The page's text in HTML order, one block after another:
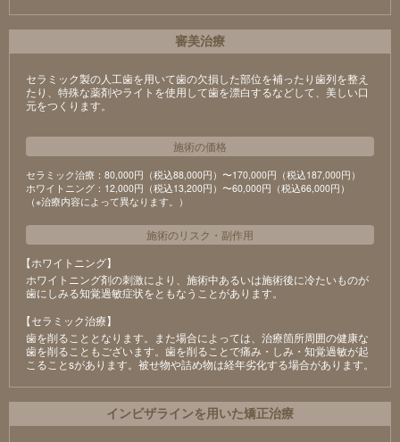
審美治療
セラミック製の⼈⼯⻭を⽤いて⻭の⽋損した部位を補ったり⻭列を整え
たり、特殊な薬剤やライトを使⽤して⻭を漂⽩するなどして、美しい⼝
元をつくります。
施術の価格
セラミック治療：80,000円（税込88,000円）〜170,000円（税込187,000円）
ホワイトニング：12,000円（税込13,200円）〜60,000円（税込66,000円）
（※治療内容によって異なります。）
施術のリスク ・ 副作用
【ホワイトニング】
ホワイトニング剤の刺激により、施術中あるいは施術後に冷たいものが
⻭にしみる知覚過敏症状をともなうことがあります。
【セラミック治療】
⻭を削ることとなります。また場合によっては、治療箇所周囲の健康な
⻭を削ることもございます。⻭を削ることで痛み・しみ・知覚過敏が起
こることsがあります。被せ物や詰め物は経年劣化する場合があります。
インビザラインを用いた矯正治療